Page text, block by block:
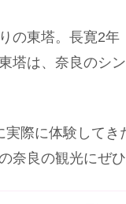
の東塔。長寛2
塔は、奈良のシ
際に体験して
奈良の観光にぜ